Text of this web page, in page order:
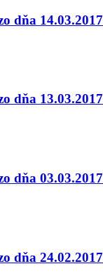
dňa 14.03.2017
dňa 13.03.2017
dňa 03.03.2017
dňa 24.02.2017